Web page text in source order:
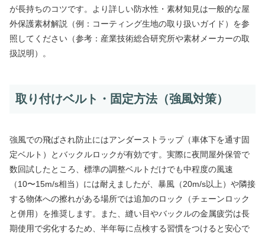
が長持ちのコツです。より詳しい防水性・素材知見は一般的な屋
外保護素材解説（例：コーティング生地の取り扱いガイド）を参
照してください（参考：産業技術総合研究所や素材メーカーの取
扱説明）。
取り付けベルト・固定方法（強風対策）
強風での飛ばされ防止にはアンダーストラップ（車体下を通す固
定ベルト）とバックルロックが有効です。実際に夜間屋外保管で
数回試したところ、標準の調整ベルトだけでも中程度の風速
（10〜15m/s相当）には耐えましたが、暴風（20m/s以上）や隣接
する物体への擦れがある場所では追加のロック（チェーンロック
と併用）を推奨します。また、縫い目やバックルの金属疲労は長
期使用で劣化するため、半年毎に点検する習慣をつけると安心で